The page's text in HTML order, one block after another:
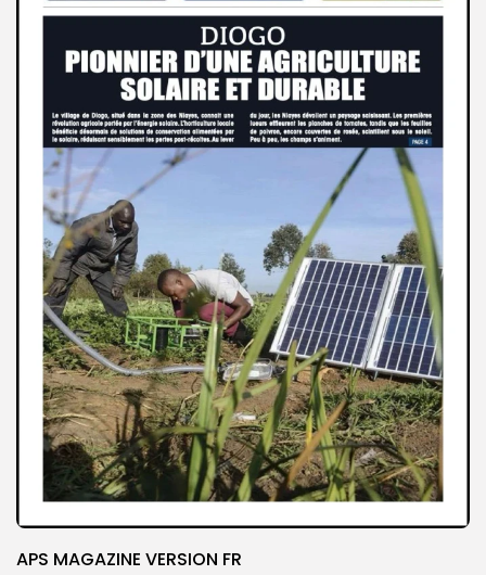
APS MAGAZINE VERSION FR